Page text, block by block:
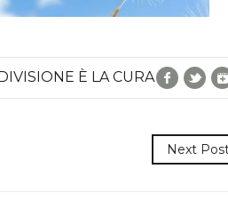
È LA CURA
Next